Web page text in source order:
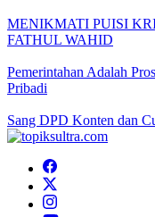
MENIKMATI PUISI
FATHUL WAHID
Pemerintahan Adalah
Pribadi
Sang DPD Konten dan